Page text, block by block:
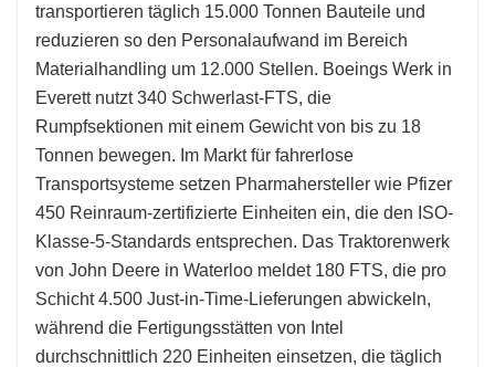
transportieren täglich 15.000 Tonnen Bauteile und
reduzieren so den Personalaufwand im Bereich
Materialhandling um 12.000 Stellen. Boeings Werk in
Everett nutzt 340 Schwerlast-FTS, die
Rumpfsektionen mit einem Gewicht von bis zu 18
Tonnen bewegen. Im Markt für fahrerlose
Transportsysteme setzen Pharmahersteller wie Pfizer
450 Reinraum-zertifizierte Einheiten ein, die den ISO-
Klasse-5-Standards entsprechen. Das Traktorenwerk
von John Deere in Waterloo meldet 180 FTS, die pro
Schicht 4.500 Just-in-Time-Lieferungen abwickeln,
während die Fertigungsstätten von Intel
durchschnittlich 220 Einheiten einsetzen, die täglich